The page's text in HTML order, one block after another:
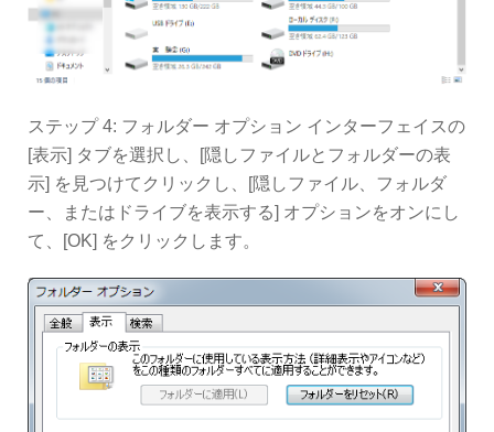
ステップ 4: フォルダー オプション インターフェイスの
[表示] タブを選択し、[隠しファイルとフォルダーの表
示] を見つけてクリックし、[隠しファイル、フォルダ
ー、またはドライブを表示する] オプションをオンにし
て、[OK] をクリックします。